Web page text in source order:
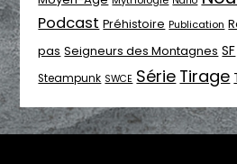
Podcast Préhistoire Publication
pas Seigneurs des Montagnes SF
Steampunk SWCE Série Tirage